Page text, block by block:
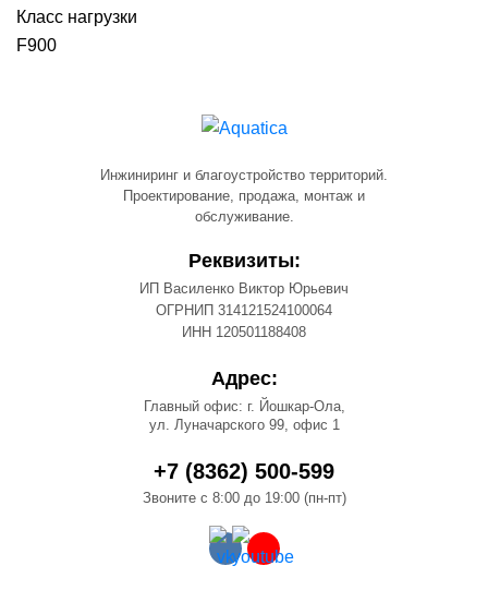
Класс нагрузки
F900
Инжиниринг и благоустройство территорий.
Проектирование, продажа, монтаж и
обслуживание.
Реквизиты:
ИП Василенко Виктор Юрьевич
ОГРНИП 314121524100064
ИНН 120501188408
Адрес:
Главный офис: г. Йошкар-Ола,
ул. Луначарского 99, офис 1
+7 (8362) 500-599
Звоните с 8:00 до 19:00 (пн-пт)